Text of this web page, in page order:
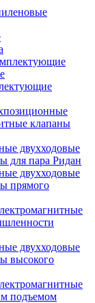
клапаны
двухходовые
для пара Ридан
двухходовые
прямого
двухходовые
высокого
подъемом